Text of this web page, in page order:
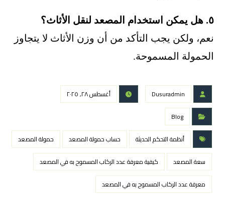
٥. هل يمكن استخدام المصعد لنقل الأثاث؟
نعم، ولكن يجب التأكد من أن وزن الأثاث لا يتجاوز
الحمولة المسموحة.
Dusuradmin
أغسطس ٢٨, ٢٠٢٥
Blog
أنظمة التحكم الحديثة
حساب حمولة المصعد
حمولة المصعد
سعة المصعد
كيفية معرفة عدد الركاب المسموح به في المصعد
معرفة عدد الركاب المسموح به في المصعد